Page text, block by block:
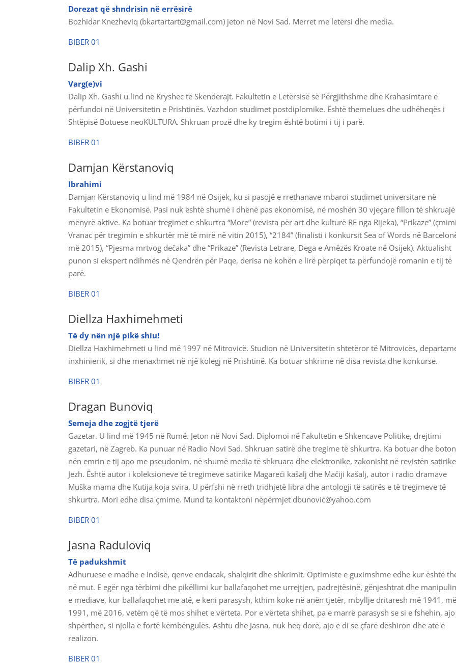
Dorezat që shndrisin në errësirë
Bozhidar Knezheviq (bkartartart@gmail.com) jeton në Novi Sad. Merret me letërsi dhe media.
BIBER 01
Dalip Xh. Gashi
Varg(e)vi
Dalip Xh. Gashi u lind në Kryshec të Skenderajt. Fakultetin e Letërsisë së Përgjithshme dhe Krahasimtare e
përfundoi në Universitetin e Prishtinës. Vazhdon studimet postdiplomike. Është themelues dhe udhëheqës i
Shtëpisë Botuese neoKULTURA. Shkruan prozë dhe ky tregim është botimi i tij i parë.
BIBER 01
Damjan Kërstanoviq
Ibrahimi
Damjan Kërstanoviq u lind më 1984 në Osijek, ku si pasojë e rrethanave mbaroi studimet universitare në
Fakultetin e Ekonomisë. Pasi nuk është shumë i dhënë pas ekonomisë, në moshën 30 vjeçare fillon të
mënyrë aktive. Ka botuar tregimet e shkurtra “More” (revista për art dhe kulturë RE nga Rijeka), “Prikaze”
Vranac për tregimin e shkurtër më të mirë në vitin 2015), “2184” (finalisti i konkursit Sea of Words në
më 2015), “Pjesma mrtvog dečaka” dhe “Prikaze” (Revista Letrare, Dega e Amëzës Kroate në Osijek). Aktualisht
punon si ekspert ndihmës në Qendrën për Paqe, derisa në kohën e lirë përpiqet ta përfundojë romanin e tij të
parë.
BIBER 01
Diellza Haxhimehmeti
Të dy nën një pikë shiu!
Diellza Haxhimehmeti u lind më 1997 në Mitrovicë. Studion në Universitetin shtetëror të Mitrovicës,
inxhinierik, si dhe menaxhmet në një kolegj në Prishtinë. Ka botuar shkrime në disa revista dhe konkurse.
BIBER 01
Dragan Bunoviq
Semeja dhe zogjtë tjerë
Gazetar. U lind më 1945 në Rumë. Jeton në Novi Sad. Diplomoi në Fakultetin e Shkencave Politike, drejtimi
gazetari, në Zagreb. Ka punuar në Radio Novi Sad. Shkruan satirë dhe tregime të shkurtra. Ka botuar dhe
nën emrin e tij apo me pseudonim, në shumë media të shkruara dhe elektronike, zakonisht në revistën satirike
Jezh. Është autor i koleksioneve të tregimeve satirike Magareći kašalj dhe Mačiji kašalj, autor i radio dramave
Muška mama dhe Kutija koja svira. U përfshi në rreth tridhjetë libra dhe antologji të satirës e të tregimeve të
shkurtra. Mori edhe disa çmime. Mund ta kontaktoni nëpërmjet dbunović@yahoo.com
BIBER 01
Jasna Raduloviq
Të padukshmit
Adhuruese e madhe e Indisë, qenve endacak, shalqirit dhe shkrimit. Optimiste e guximshme edhe kur është
në mut. E egër nga tërbimi dhe pikëllimi kur ballafaqohet me urrejtjen, padrejtësinë, gënjeshtrat dhe
e mediave, kur ballafaqohet me atë, e keni parasysh, kthim koke në anën tjetër, mbyllje dritaresh më 1941,
1991, më 2016, vetëm që të mos shihet e vërteta. Por e vërteta shihet, pa e marrë parasysh se si e fshehin, ajo
shpërthen, si njolla e fortë këmbëngulës. Ashtu dhe Jasna, nuk heq dorë, ajo e di se çfarë dëshiron dhe atë e
realizon.
BIBER 01